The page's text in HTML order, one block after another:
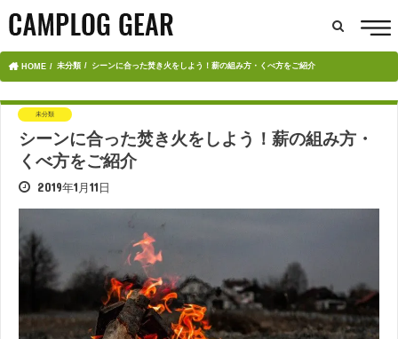
HOME 未分類 シーンに合った焚き火をしよう！薪の組み方・くべ方をご紹介
未分類
シーンに合った焚き火をしよう！薪の組み方・
くべ方をご紹介
2019年1月11日